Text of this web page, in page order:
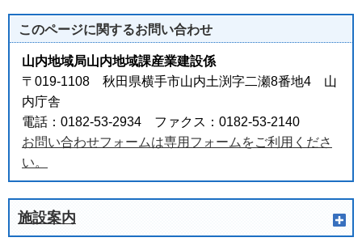
このページに関するお問い合わせ
山内地域局山内地域課産業建設係
〒019-1108 秋田県横手市山内土渕字二瀬8番地4 山
内庁舎
電話：0182-53-2934 ファクス：0182-53-2140
お問い合わせフォームは専用フォームをご利用くださ
い。
施設案内